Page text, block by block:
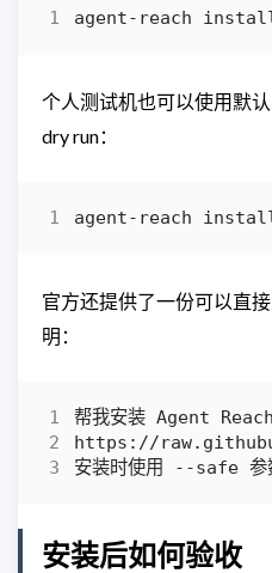
agent-reach
个人测试机也可以使用默
dry run：
agent-reach
官方还提供了一份可以直
明：
安装后如何验收